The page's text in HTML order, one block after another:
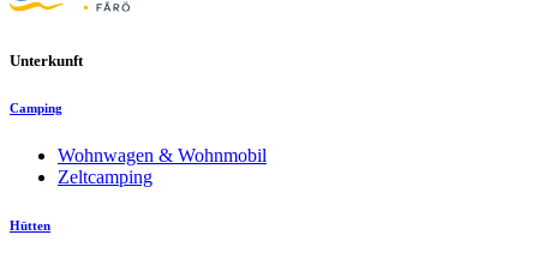
Unterkunft
Camping
Wohnwagen & Wohnmobil
Zeltcamping
Hütten